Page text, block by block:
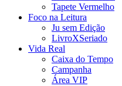
Tapete Vermelho
Foco na Leitura
Ju sem Edição
LivroXSeriado
Vida Real
Caixa do Tempo
Campanha
Área VIP